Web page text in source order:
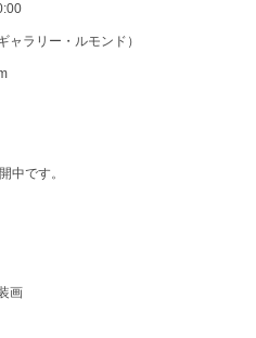
ャラリー・ルモンド）
中です。
画